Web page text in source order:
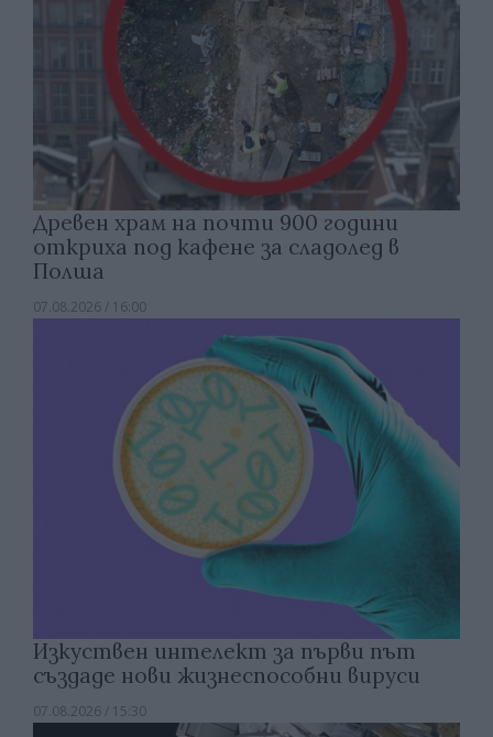
Древен храм на почти 900 години
откриха под кафене за сладолед в
Полша
07.08.2026 / 16:00
Изкуствен интелект за първи път
създаде нови жизнеспособни вируси
07.08.2026 / 15:30